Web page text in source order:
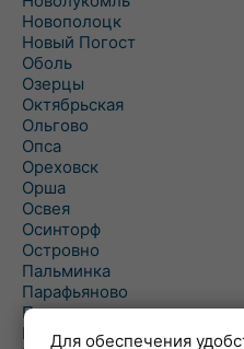
Новополоцк
Новый Погост
Оболь
Озерцы
Октябрьская
Ольгово
Опса
Ореховск
Орша
Освея
Осинторф
Островно
Пальминка
Парафьяново
Плисса
ПовятьеДля обеспечения